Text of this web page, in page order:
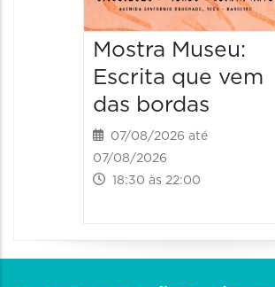
Mostra Museu:
Escrita que vem
das bordas
07/08/2026 até
07/08/2026
18:30 às 22:00